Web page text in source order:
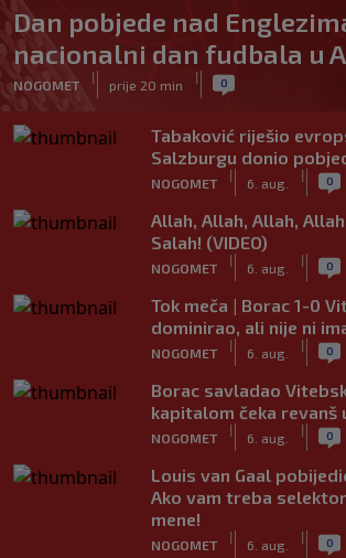
Dan pobjede nad
nacionalni dan fudbala u
NOGOMET
|
prije 20 min
| 0
Tabaković riješio
Salzburgu donio
NOGOMET
|
6. aug.
| 0
Allah, Allah, Allah,
Salah! (VIDEO)
NOGOMET
|
6. aug.
| 0
Tok meča | Borac 1-0
dominirao, ali nije ni
NOGOMET
|
6. aug.
| 0
Borac savladao
kapitalom čeka revanš
NOGOMET
|
6. aug.
| 0
Louis van Gaal
Ako vam treba
mene!
NOGOMET
|
6. aug.
| 0